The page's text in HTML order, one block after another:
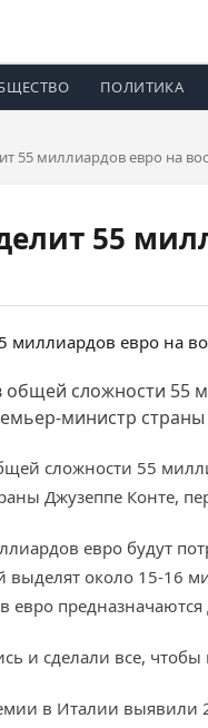
ПОЛИТИКА
55 миллиардов евро на
55
общей сложности 55
министр
сложности 55
Джузеппе Конте,
евро будут
выделят около 15-16
и сделали все, чтобы
в Италии выявили